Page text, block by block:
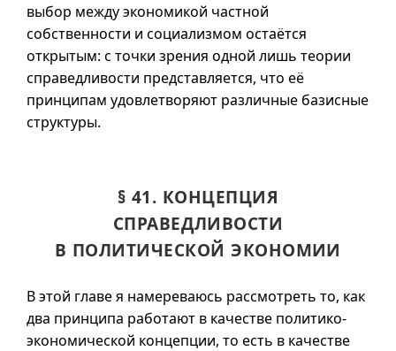
выбор между экономикой частной
собственности и социализмом остаётся
открытым: с точки зрения одной лишь теории
справедливости представляется, что её
принципам удовлетворяют различные базисные
структуры.
§ 41. КОНЦЕПЦИЯ
СПРАВЕДЛИВОСТИ
В ПОЛИТИЧЕСКОЙ ЭКОНОМИИ
В этой главе я намереваюсь рассмотреть то, как
два принципа работают в качестве политико-
экономической концепции, то есть в качестве